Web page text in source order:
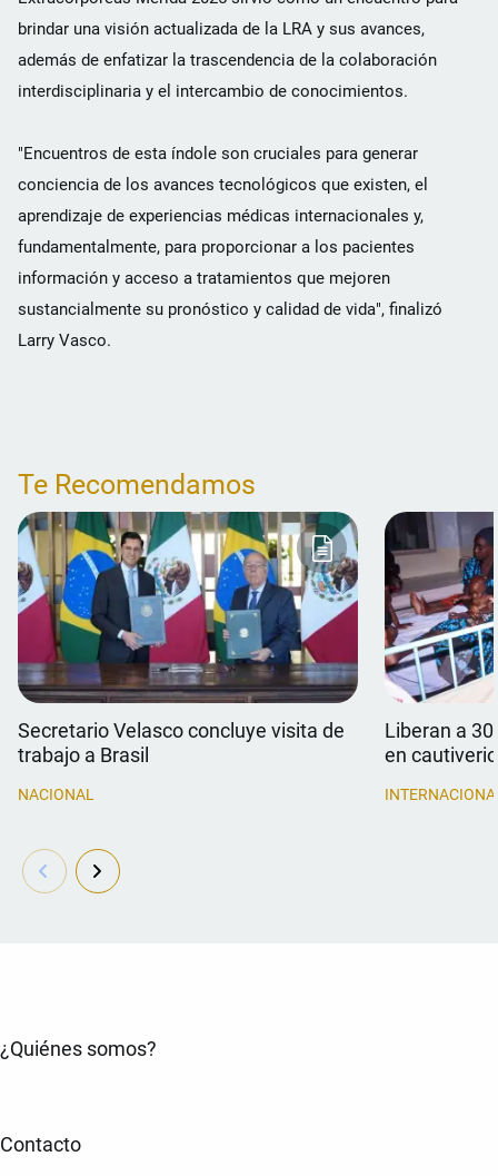
brindar una visión actualizada de la LRA y sus avances,
además de enfatizar la trascendencia de la colaboración
interdisciplinaria y el intercambio de conocimientos.
"Encuentros de esta índole son cruciales para generar
conciencia de los avances tecnológicos que existen, el
aprendizaje de experiencias médicas internacionales y,
fundamentalmente, para proporcionar a los pacientes
información y acceso a tratamientos que mejoren
sustancialmente su pronóstico y calidad de vida", finalizó
Larry Vasco.
Te Recomendamos
Secretario Velasco concluye visita de
trabajo a Brasil
NACIONAL
Liberan a
en
¿Quiénes somos?
Contacto